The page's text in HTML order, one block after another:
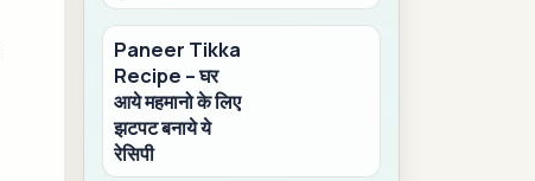
Paneer Tikka
Recipe – घर
आये महमानो के लिए
झटपट बनाये ये
रेसिपी